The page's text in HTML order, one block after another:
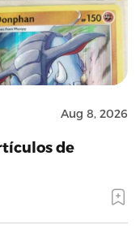
Aug 8, 2026
de